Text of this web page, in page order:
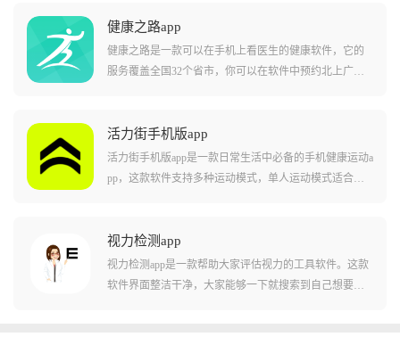
就是足够自由与详细，比如你可以记录自己的健身计
划，具体到每一组做了多少个、多少重量，每周训练几
次，每周都什么时候练等，然后系统会基于你记录的数
每天健身消耗的脂肪，清楚了解自己的身体状况以及消
耗的能量，同时软件还会根据用户的身体状态给一些专
业指导。
健康之路app
健康之路是一款可以在手机上看医生的健康软件，它的
服务覆盖全国32个省市，你可以在软件中预约北上广深
解决方案，提供专业的就医陪诊，解决异地就医找不到
路、家里没人陪等尴尬问题。
活力街手机版app
活力街手机版app是一款日常生活中必备的手机健康运动a
pp，这款软件支持多种运动模式，单人运动模式适合一
有趣的舞蹈运动玩法，在玩的同时还能锻炼身体非常不
错，用法简单好上手，新手有入门指南可以查看使用，
超多有趣的运动玩法可以轻松锻炼身体，软件不用看广
视力检测app
视力检测app是一款帮助大家评估视力的工具软件。这款
软件界面整洁干净，大家能够一下就搜索到自己想要看